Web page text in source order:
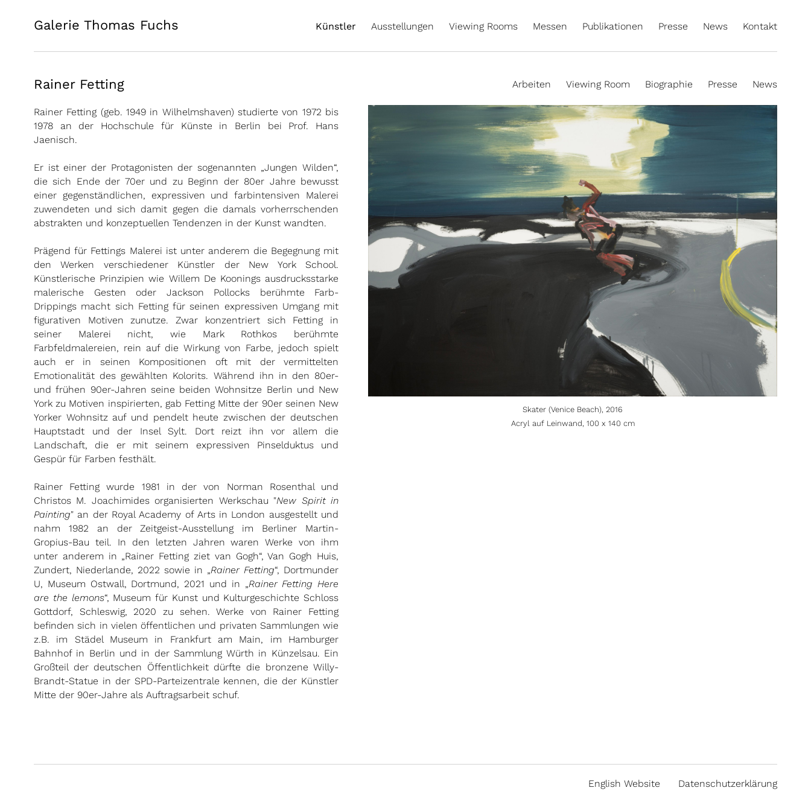
Galerie Thomas Fuchs Künstler Ausstellungen Viewing Rooms Messen Publikationen Presse News Kontakt
Rainer Fetting Arbeiten Viewing Room Biographie Presse News
Rainer Fetting (geb. 1949 in Wilhelmshaven) studierte von 1972 bis
1978 an der Hochschule für Künste in Berlin bei Prof. Hans
Jaenisch.
Er ist einer der Protagonisten der sogenannten „Jungen Wilden“,
die sich Ende der 70er und zu Beginn der 80er Jahre bewusst
einer gegenständlichen, expressiven und farbintensiven Malerei
zuwendeten und sich damit gegen die damals vorherrschenden
abstrakten und konzeptuellen Tendenzen in der Kunst wandten.
Prägend für Fettings Malerei ist unter anderem die Begegnung mit
den Werken verschiedener Künstler der New York School.
Künstlerische Prinzipien wie Willem De Koonings ausdrucksstarke
malerische Gesten oder Jackson Pollocks berühmte Farb-
Drippings macht sich Fetting für seinen expressiven Umgang mit
figurativen Motiven zunutze. Zwar konzentriert sich Fetting in
seiner Malerei nicht, wie Mark Rothkos berühmte
Farbfeldmalereien, rein auf die Wirkung von Farbe, jedoch spielt
auch er in seinen Kompositionen oft mit der vermittelten
Emotionalität des gewählten Kolorits. Während ihn in den 80er-
und frühen 90er-Jahren seine beiden Wohnsitze Berlin und New
York zu Motiven inspirierten, gab Fetting Mitte der 90er seinen New
Yorker Wohnsitz auf und pendelt heute zwischen der deutschen
Hauptstadt und der Insel Sylt. Dort reizt ihn vor allem die
Landschaft, die er mit seinem expressiven Pinselduktus und
Gespür für Farben festhält.
Rainer Fetting wurde 1981 in der von Norman Rosenthal und
Christos M. Joachimides organisierten Werkschau "New Spirit in
Painting" an der Royal Academy of Arts in London ausgestellt und
nahm 1982 an der Zeitgeist-Ausstellung im Berliner Martin-
Gropius-Bau teil. In den letzten Jahren waren Werke von ihm
unter anderem in „Rainer Fetting ziet van Gogh“, Van Gogh Huis,
Zundert, Niederlande, 2022 sowie in „Rainer Fetting“, Dortmunder
U, Museum Ostwall, Dortmund, 2021 und in „Rainer Fetting Here
are the lemons“, Museum für Kunst und Kulturgeschichte Schloss
Gottdorf, Schleswig, 2020 zu sehen. Werke von Rainer Fetting
befinden sich in vielen öffentlichen und privaten Sammlungen wie
z.B. im Städel Museum in Frankfurt am Main, im Hamburger
Bahnhof in Berlin und in der Sammlung Würth in Künzelsau. Ein
Großteil der deutschen Öffentlichkeit dürfte die bronzene Willy-
Brandt-Statue in der SPD-Parteizentrale kennen, die der Künstler
Mitte der 90er-Jahre als Auftragsarbeit schuf.
Skater (Venice Beach), 2016
Acryl auf Leinwand, 100 x 140 cm
English Website Datenschutzerklärung